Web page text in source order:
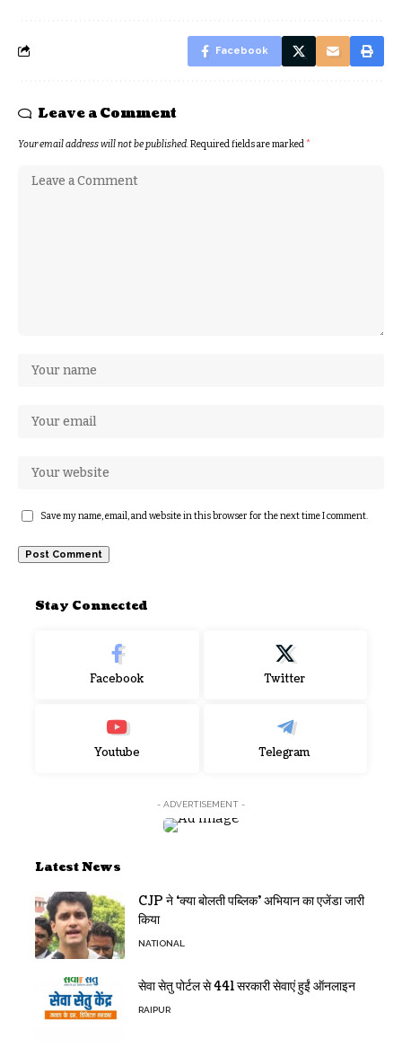
Facebook
Leave a Comment
Your email address will not be published.Required fields are marked*
Save my name, email, and website in this browser for the next time I comment.
Stay Connected
Facebook Twitter
Youtube Telegram
- ADVERTISEMENT -
Latest News
CJP ने ‘क्या बोलती पब्लिक’ अभियान का एजेंडा जारी
किया
NATIONAL
सेवा सेतु पोर्टल से 441 सरकारी सेवाएं हुईं ऑनलाइन
RAIPUR